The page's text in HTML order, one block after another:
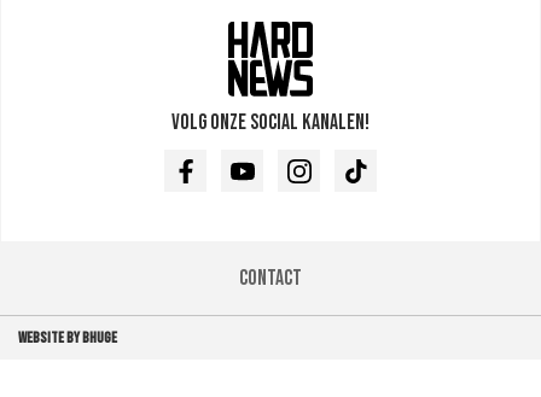
Volg onze social kanalen!
FacebookYoutubeInstagramTikTok
Contact
WEBSITE BY BHUGE